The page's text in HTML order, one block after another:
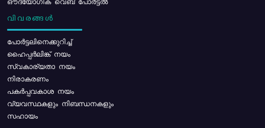
വിവരങ്ങൾ
പോര്‍ട്ടലിനെക്കുറിച്ച്
ഹൈപ്പർലിങ്ക് നയം
സ്വകാര്യതാ നയം
നിരാകരണം
പകർപ്പവകാശ നയം
വ്യവസ്ഥകളും നിബന്ധനകളും
സഹായം